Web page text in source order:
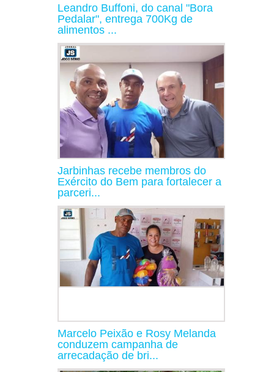
Leandro Buffoni, do canal "Bora
Pedalar", entrega 700Kg de
alimentos ...
Jarbinhas recebe membros do
Exército do Bem para fortalecer a
parceri...
Marcelo Peixão e Rosy Melanda
conduzem campanha de
arrecadação de bri...